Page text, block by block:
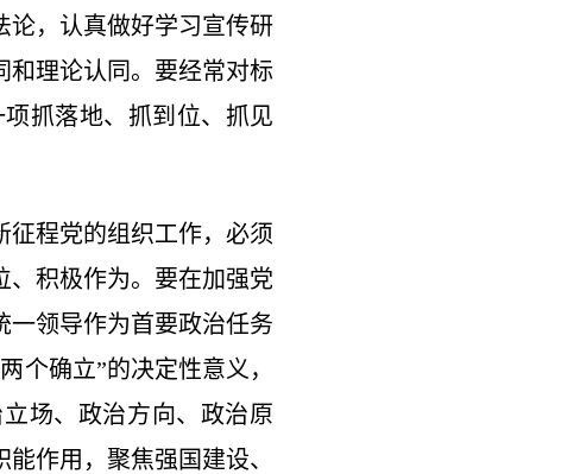
论，认真做好学习宣传研
和理论认同。要经常对标
抓落地、抓到位、抓见
程党的组织工作，必须
、积极作为。要在加强党
一领导作为首要政治任务
个确立”的决定性意义，
场、政治方向、政治原
作用，聚焦强国建设、